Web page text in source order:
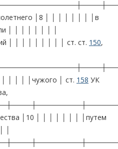
│8 │ │ │ │ │ │ │ │в
│ │ │ │ │ │ │ │
│ │ │ │ │ │ │ │ │ ст. ст. 150,
│ │ │ │чужого │ ст. 158 УК
│10 │ │ │ │ │ │ │ │путем
│